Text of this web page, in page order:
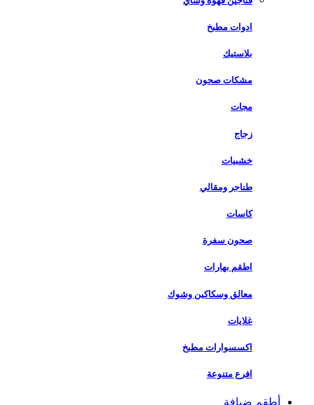
ادوات مطبخ
بلاستيك
مشكات صحون
مجات
زجاج
خشبيات
طناجر ومقالي
كاسات
صحون سفرة
اطقم بهارات
معالق وسكاكين وشوك
غلايات
اكسسوارات مطبخ
افرع متنوعة
أطقم ضيافة